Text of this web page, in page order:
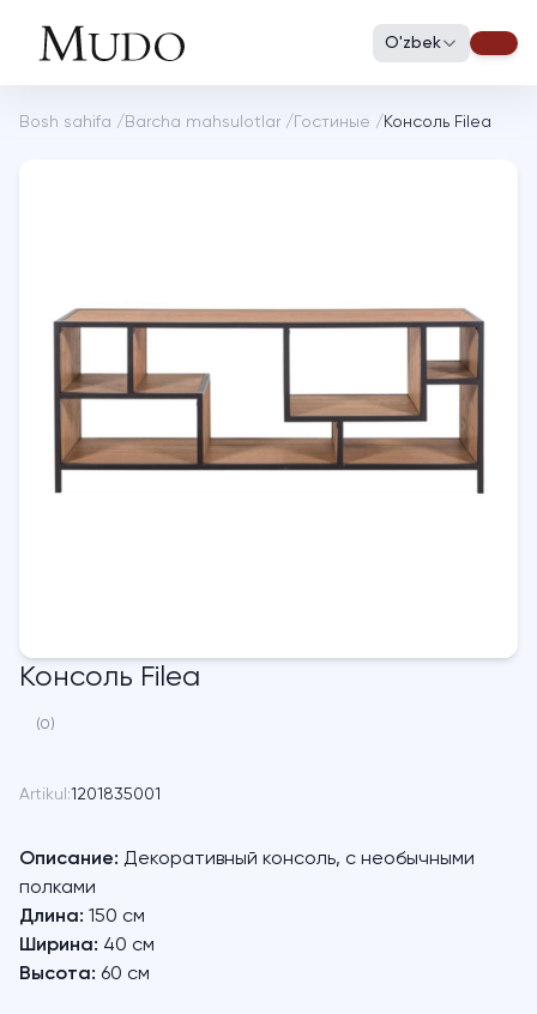
O'zbek
Bosh sahifa / Barcha mahsulotlar / Гостиные / Консоль Filea
Консоль Filea
(0)
Artikul:1201835001
Описание: Декоративный консоль, с необычными
полками
Длина: 150 см
Ширина: 40 см
Высота: 60 см